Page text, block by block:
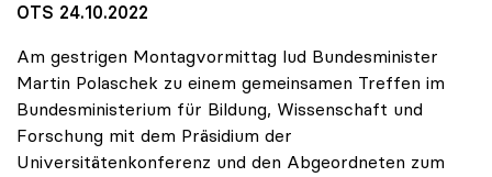
OTS 24.10.2022
Am gestrigen Montagvormittag lud Bundesminister
Martin Polaschek zu einem gemeinsamen Treffen im
Bundesministerium für Bildung, Wissenschaft und
Forschung mit dem Präsidium der
Universitätenkonferenz und den Abgeordneten zum